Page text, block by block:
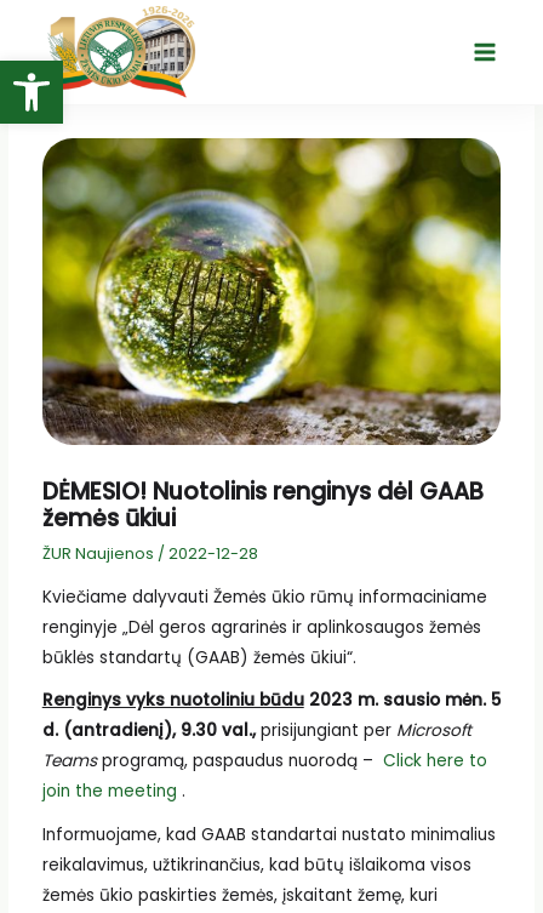
Open toolbar
turinio
Main
DĖMESIO! Nuotolinis renginys dėl GAAB
žemės ūkiui
ŽUR Naujienos / 2022-12-28
Kviečiame dalyvauti Žemės ūkio rūmų informaciniame
renginyje „Dėl geros agrarinės ir aplinkosaugos žemės
būklės standartų (GAAB) žemės ūkiui“.
Renginys vyks nuotoliniu būdu2023 m. sausio mėn. 5
d. (antradienį), 9.30 val.,prisijungiant per Microsoft
Teamsprogramą, paspaudus nuorodą – Click here to
join the meeting .
Informuojame, kad GAAB standartai nustato minimalius
reikalavimus, užtikrinančius, kad būtų išlaikoma visos
žemės ūkio paskirties žemės, įskaitant žemę, kuri